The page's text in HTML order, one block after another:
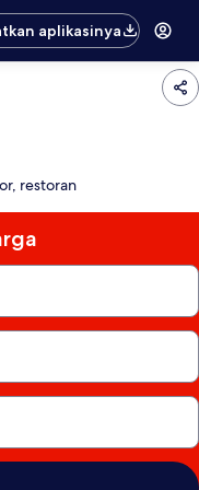
aplikasinya
restoran